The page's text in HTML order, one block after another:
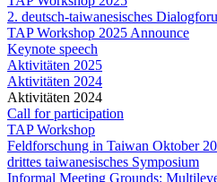
2. deutsch-taiwanesisches
TAP Workshop 2025 Announce
Keynote speech
Aktivitäten 2025
Aktivitäten 2024
Aktivitäten 2024
Call for participation
TAP Workshop
Feldforschung in Taiwan Oktober
drittes taiwanesisches Symposium
Informal Meeting Grounds: